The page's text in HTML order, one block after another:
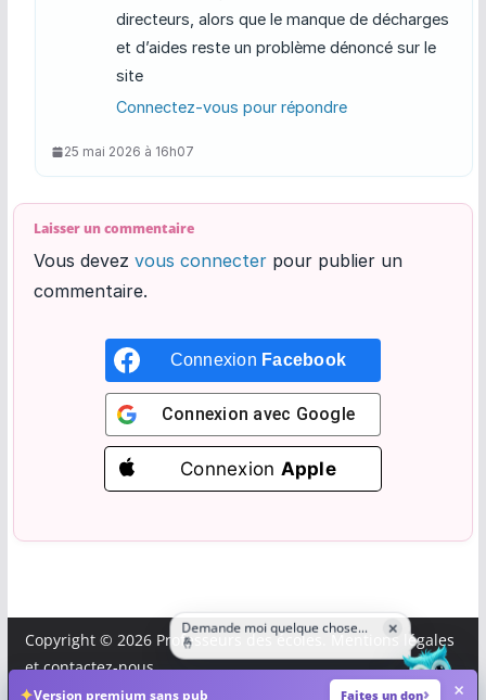
directeurs, alors que le manque de décharges
et d’aides reste un problème dénoncé sur le
site
Connectez-vous pour répondre
25 mai 2026 à 16h07
Laisser un commentaire
Vous devez vous connecterpour publier un
commentaire.
Connexion Facebook
Connexion avec Google
Connexion Apple
Copyright © 2026 Professeurs des écoles .Mentions légales
etcontactez-nous.
Demande moi quelque chose...
🤞
×
✦Version premium sans pub Faites un don ×